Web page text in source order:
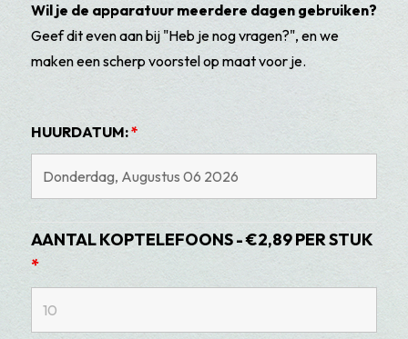
Wil je de apparatuur meerdere dagen gebruiken?
Geef dit even aan bij "Heb je nog vragen?", en we
maken een scherp voorstel op maat voor je.
HUURDATUM:*
AANTAL KOPTELEFOONS - €2,89 PER STUK
*